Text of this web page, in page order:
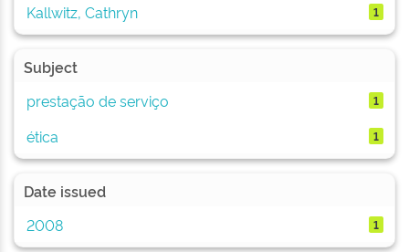
Kallwitz, Cathryn
1
Subject
prestação de serviço
1
ética 1
Date issued
2008
1